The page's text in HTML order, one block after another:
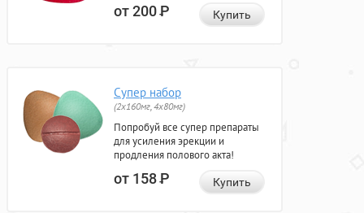
от 200Р Купить
Супер набор
(2х160мг, 4х80мг)
Попробуй все супер препараты
для усиления эрекции и
продления полового акта!
от 158Р Купить